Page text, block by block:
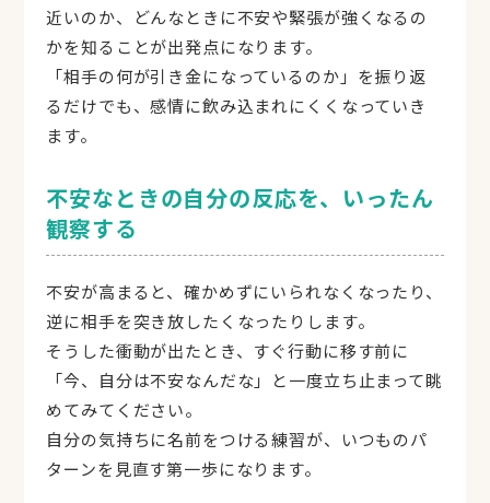
近いのか、どんなときに不安や緊張が強くなるの
かを知ることが出発点になります。
「相手の何が引き金になっているのか」を振り返
るだけでも、感情に飲み込まれにくくなっていき
ます。
不安なときの自分の反応を、いったん
観察する
不安が高まると、確かめずにいられなくなったり、
逆に相手を突き放したくなったりします。
そうした衝動が出たとき、すぐ行動に移す前に
「今、自分は不安なんだな」と一度立ち止まって眺
めてみてください。
自分の気持ちに名前をつける練習が、いつものパ
ターンを見直す第一歩になります。